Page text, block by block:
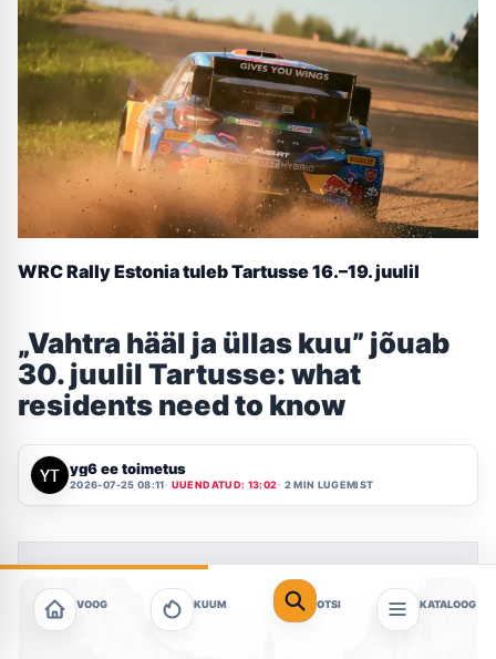
WRC Rally Estonia tuleb Tartusse 16.–19. juulil
„Vahtra hääl ja üllas kuu” jõuab
30. juulil Tartusse: what
residents need to know
yg6 ee toimetus
2026-07-25 08:11 UUENDATUD: 13:02 2 MIN LUGEMIST
VOOG KUUM OTSI KATALOOG